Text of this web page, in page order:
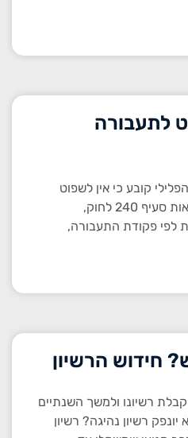
לתעבורה
הפלילי קובע כי אין לשפוט
אדם אלא בפניו. אולם, הוראות סעיף 240 לחוק,
לפי פקודת התעבורה,
חידוש הרשיון
רשיונו ולמשך השנתיים
רשיון נהיגה? ​רשיון